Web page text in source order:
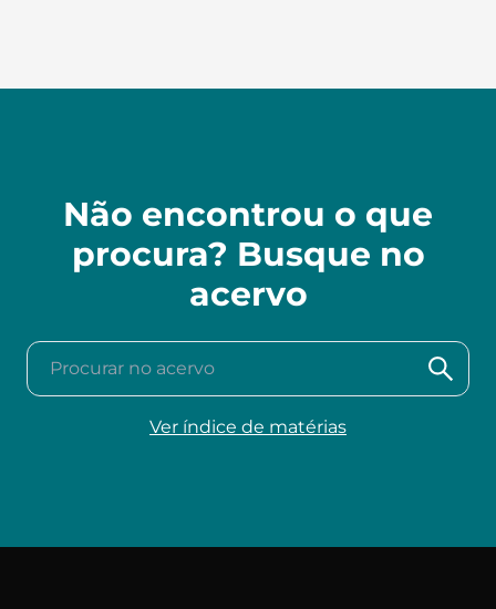
Não encontrou o que
procura? Busque no
acervo
Procurar no acervo
Ver índice de matérias